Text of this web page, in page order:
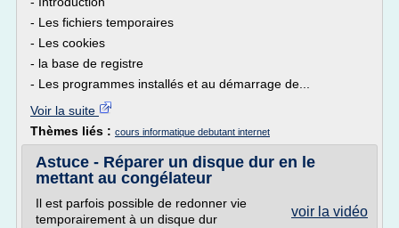
- Les fichiers temporaires
- Les cookies
- la base de registre
- Les programmes installés et au démarrage de...
Voir la suite
Thèmes liés : cours informatique debutant internet
Astuce - Réparer un disque dur en le
mettant au congélateur
voir la vidéo
Il est parfois possible de redonner vie
temporairement à un disque dur